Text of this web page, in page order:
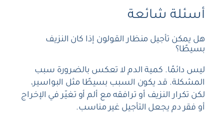
أسئلة شائعة
هل يمكن تأجيل منظار القولون إذا كان النزيف
بسيطًا؟
ليس دائمًا. كمية الدم لا تعكس بالضرورة سبب
المشكلة. قد يكون السبب بسيطًا مثل البواسير،
لكن تكرار النزيف أو ترافقه مع ألم أو تغيّر في الإخراج
أو فقر دم يجعل التأجيل غير مناسب.